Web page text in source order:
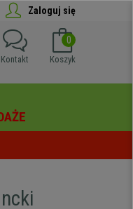
Zaloguj się
0
Koszyk
Kontakt